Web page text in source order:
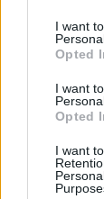
I want
Opted
I want
Opted
I want
O
O